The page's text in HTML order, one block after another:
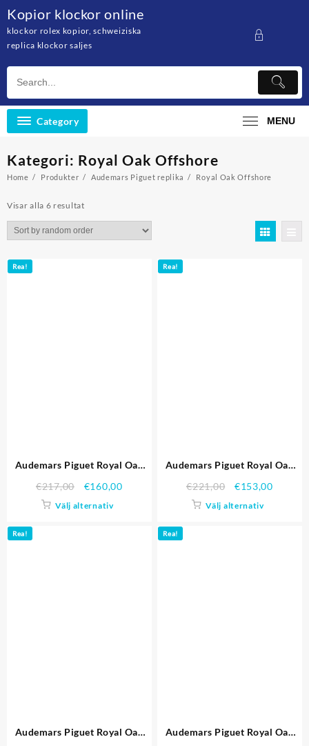
content
Kopior klockor online
klockor rolex kopior, schweiziska
replica klockor saljes
Category MENU
Kategori: Royal Oak Offshore
Home Produkter Audemars Piguet replika Royal Oak Offshore
Visar alla 6 resultat
Rea!
Audemars Piguet Royal Oak
25940OK.OO.D002CA.01
€217,00 €160,00
Välj alternativ
Rea!
Audemars Piguet Royal Oak
26020ST.OO.D001IN.02
€221,00 €153,00
Välj alternativ
Rea!
Audemars Piguet Royal Oak
Rea!
Audemars Piguet Royal Oak